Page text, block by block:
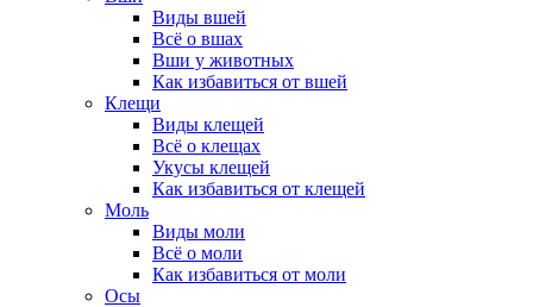
Виды вшей
Всё о вшах
Вши у животных
Как избавиться от вшей
Клещи
Виды клещей
Всё о клещах
Укусы клещей
Как избавиться от клещей
Моль
Виды моли
Всё о моли
Как избавиться от моли
Осы